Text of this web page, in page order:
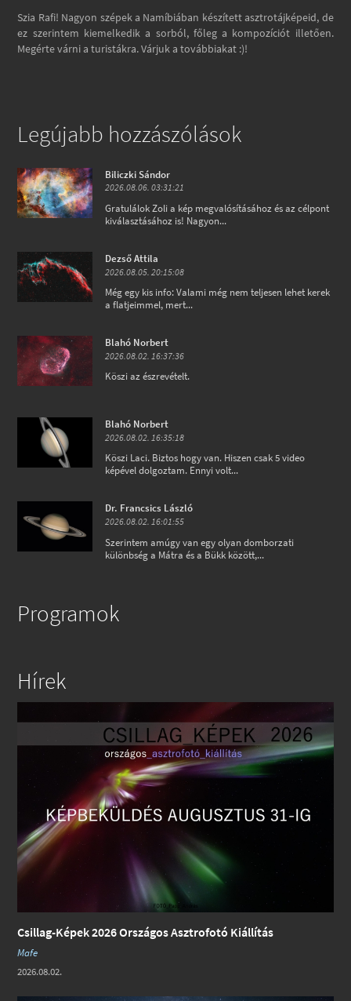
Szia Rafi! Nagyon szépek a Namíbiában készített asztrotájképeid, de
ez szerintem kiemelkedik a sorból, főleg a kompozíciót illetően.
Megérte várni a turistákra. Várjuk a továbbiakat :)!
Legújabb hozzászólások
Biliczki Sándor
2026.08.06. 03:31:21
Gratulálok Zoli a kép megvalósításához és az célpont
kiválasztásához is! Nagyon...
Dezső Attila
2026.08.05. 20:15:08
Még egy kis info: Valami még nem teljesen lehet kerek
a flatjeimmel, mert...
Blahó Norbert
2026.08.02. 16:37:36
Köszi az észrevételt.
Blahó Norbert
2026.08.02. 16:35:18
Köszi Laci. Biztos hogy van. Hiszen csak 5 video
képével dolgoztam. Ennyi volt...
Dr. Francsics László
2026.08.02. 16:01:55
Szerintem amúgy van egy olyan domborzati
különbség a Mátra és a Bükk között,...
Programok
Hírek
Csillag-Képek 2026 Országos Asztrofotó Kiállítás
Mafe
2026.08.02.